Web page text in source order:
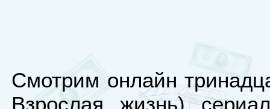
Смотрим онлайн
Взрослая жизнь)